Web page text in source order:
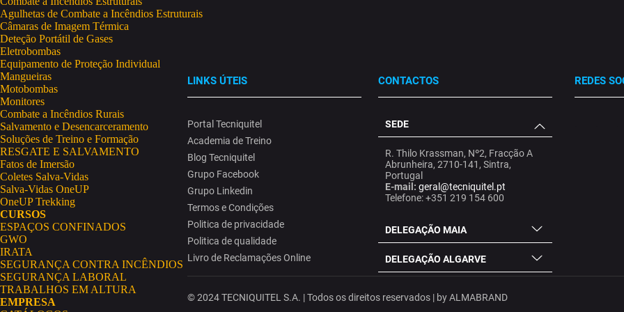
Agulhetas de Combate a Incêndios Estruturais
Câmaras de Imagem Térmica
Deteção Portátil de Gases
Eletrobombas
Equipamento de Proteção Individual
Mangueiras
Motobombas
Monitores
Combate a Incêndios Rurais
Salvamento e Desencarceramento
Soluções de Treino e Formação
RESGATE E SALVAMENTO
Fatos de Imersão
Coletes Salva-Vidas
Salva-Vidas OneUP
OneUP Trekking
CURSOS
ESPAÇOS CONFINADOS
GWO
IRATA
SEGURANÇA CONTRA INCÊNDIOS
SEGURANÇA LABORAL
TRABALHOS EM ALTURA
EMPRESA
LINKS ÚTEIS
Portal Tecniquitel
Academia de Treino
Blog Tecniquitel
Grupo Facebook
Grupo Linkedin
Termos e Condições
Politica de privacidade
Politica de qualidade
Livro de Reclamações Online
CONTACTOS
SEDE
R. Thilo Krassman, Nº2, Fracção A
Abrunheira, 2710-141, Sintra,
Portugal
E-mail: geral@tecniquitel.pt
Telefone: +351 219 154 600
DELEGAÇÃO MAIA
DELEGAÇÃO ALGARVE
REDES
© 2024 TECNIQUITEL S.A. | Todos os direitos reservados | byALMABRAND